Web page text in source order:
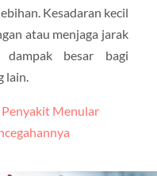
Kesadaran kecil
atau menjaga jarak
besar bagi
lain.
Penyakit Menular